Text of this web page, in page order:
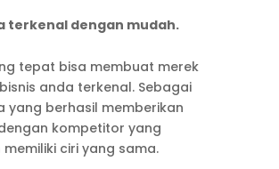
terkenal dengan mudah.
tepat bisa membuat merek
anda terkenal. Sebagai
yang berhasil memberikan
kompetitor yang
ciri yang sama.